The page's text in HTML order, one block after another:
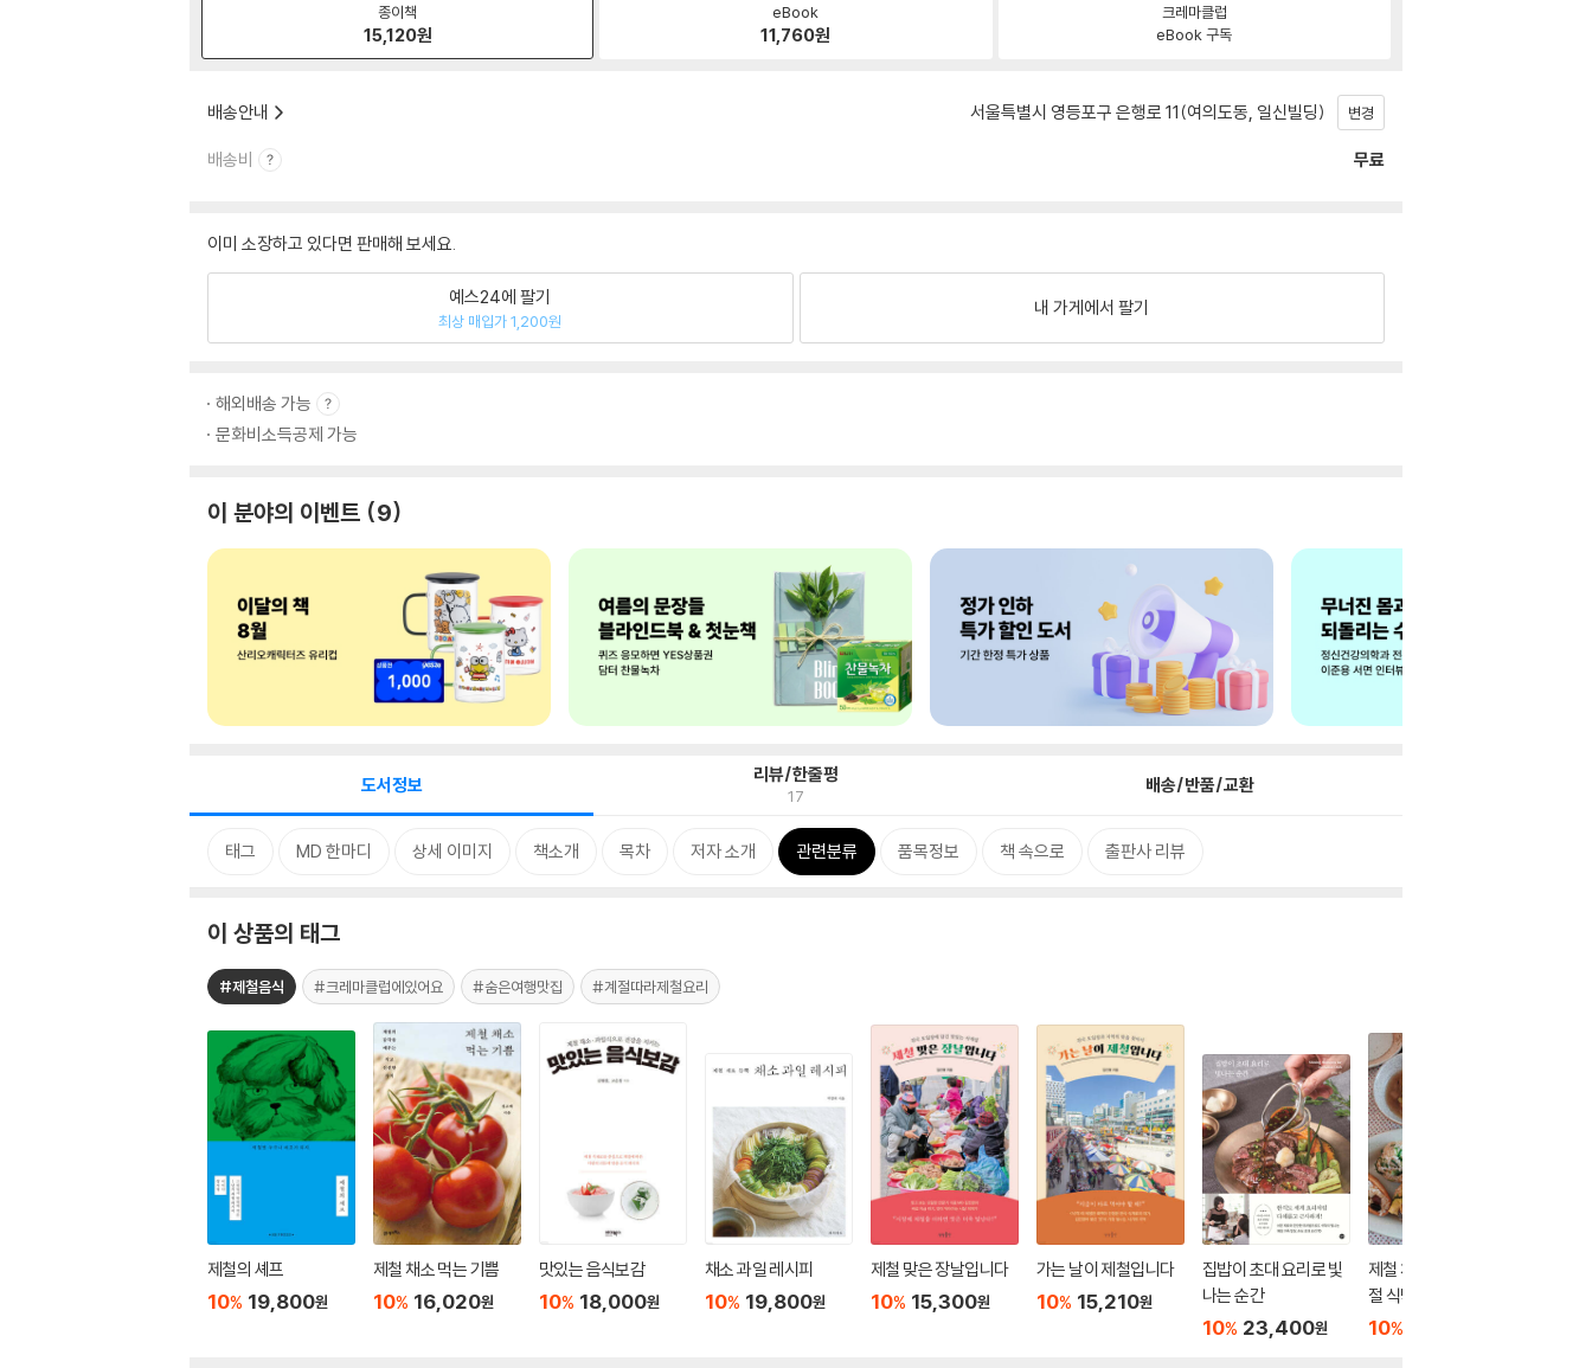
종이책
15,120원
eBook
11,760원
크레마클럽
eBook 구독
배송안내 서울특별시 영등포구 은행로 11(여의도동, 일신빌딩) 변경
배송비 무료
이미 소장하고 있다면 판매해 보세요.
예스24에 팔기
최상 매입가 1,200원
내 가게에서 팔기
해외배송 가능
문화비소득공제 가능
이 분야의 이벤트 9
도서정보 리뷰/한줄평
17 배송/반품/교환
태그 MD 한마디 상세 이미지 책소개 목차 저자 소개 관련분류 품목정보 책 속으로 출판사 리뷰
이 상품의 태그
#제철음식 #크레마클럽에있어요 #숨은여행맛집 #계절따라제철요리
제철의 셰프
10% 19,800원
제철 채소 먹는 기쁨
10% 16,020원
맛있는 음식보감
10% 18,000원
채소 과일 레시피
10% 19,800원
제철 맞은 장날입니다
10% 15,300원
가는 날이 제철입니다
10% 15,210원
집밥이 초대 요리로 빛
나는 순간
10% 23,400원
제철 채소로 차린 사계
절 식탁
10%